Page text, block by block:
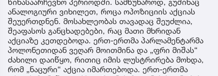
წინასაარჩევნო პერიოდში. სამწუხაროდ, გუშინაც
ანალოგიური ვიხილეთ, როცა ოპოზიციის აქციას
შეუერთდნენ. მოსახლეობას თავადაც შეუძლია,
შეაფასოს განცხადებები, რაც მათი მხრიდან
აქციაზე კეთდებოდა. ერთ-ერთმა პარლამენტარმა
პოლონეთიდან ვეღარ მოითმინა და „ფრი მიშას“
ძახილი დაიწყო, რითიც იმის ლუსტრირება მოხდა,
რომ „ნაცური“ აქცია იმართებოდა. ერთ-ერთმა